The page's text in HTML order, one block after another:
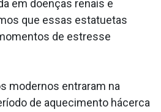
em doenças renais e
que essas estatuetas
de estresse
modernos entraram na
de aquecimento hácerca